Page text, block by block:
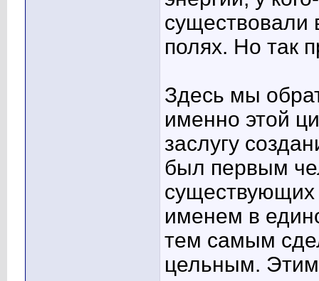
существовали
полях. Но так
Здесь мы
именно этой
заслугу
был первым
существующих
именем в
тем самым
цельным. Этим